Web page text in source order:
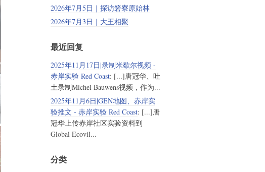
2026年7月5日｜探访箬寮原始林
2026年7月3日｜大王相聚
最近回复
2025年11月17日|录制米歇尔视频 -
赤岸实验 Red Coast: [...]唐冠华、吐
土录制Michel Bauwens视频，作为...
2025年11月6日|GEN地图、赤岸实
验推文 - 赤岸实验 Red Coast: [...]唐
冠华上传赤岸社区实验资料到
Global Ecovil...
分类